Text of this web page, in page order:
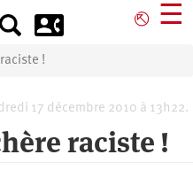
⎋ ☰
!
17 décembre 2010 à 13h22.
raciste !